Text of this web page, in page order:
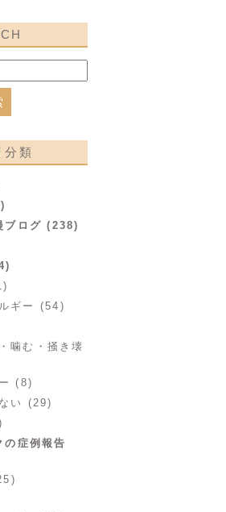
分類
ブログ (238)
ギー (54)
噛む・掻き壊
(8)
い (29)
の症例報告